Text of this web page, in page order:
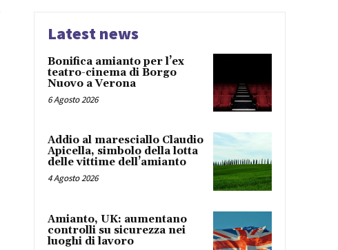
Latest news
Bonifica amianto per l’ex
teatro-cinema di Borgo
Nuovo a Verona
6 Agosto 2026
Addio al maresciallo Claudio
Apicella, simbolo della lotta
delle vittime dell’amianto
4 Agosto 2026
Amianto, UK: aumentano
controlli su sicurezza nei
luoghi di lavoro